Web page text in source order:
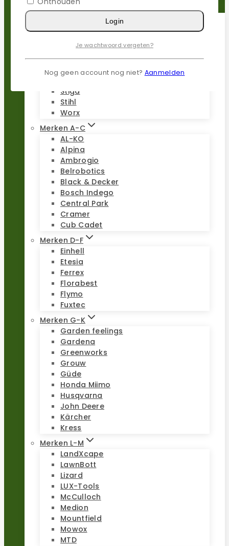
Reparatie sets
Gardena
Husqvarna
Kress
Stiga
Stihl
Worx
Merken A-C
AL-KO
Alpina
Ambrogio
Belrobotics
Black & Decker
Bosch Indego
Central Park
Cramer
Cub Cadet
Merken D-F
Einhell
Etesia
Ferrex
Florabest
Flymo
Fuxtec
Merken G-K
Garden feelings
Gardena
Greenworks
Grouw
Güde
Honda Miimo
Husqvarna
John Deere
Kärcher
Kress
Merken L-M
LandXcape
LawnBott
Lizard
LUX-Tools
McCulloch
Medion
Mountfield
Mowox
MTD
Login
Je wachtwoord vergeten?
Nog geen account nog niet? Aanmelden